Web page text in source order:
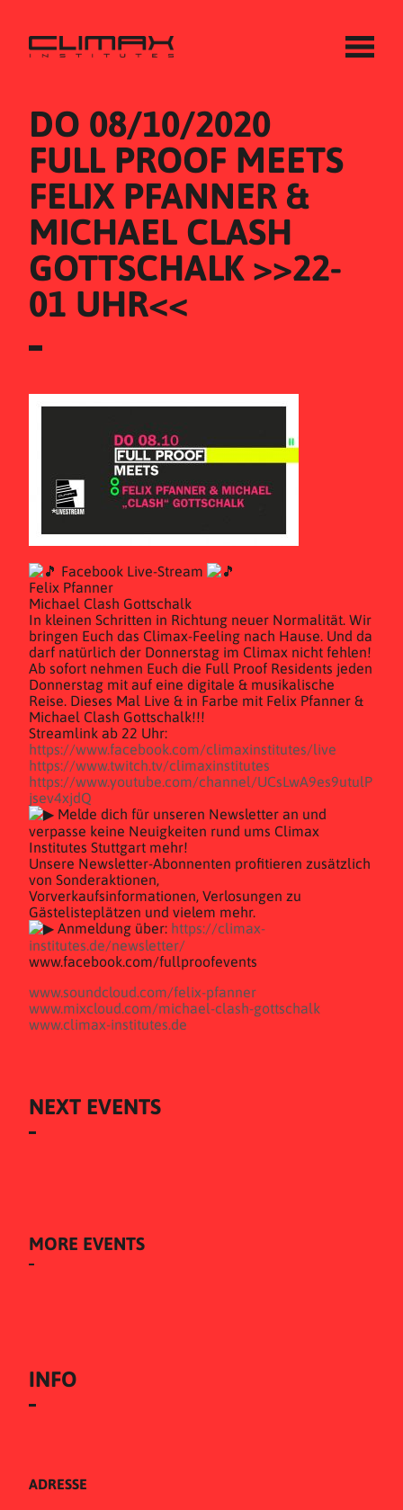
DO 08/10/2020
FULL PROOF MEETS
FELIX PFANNER &
MICHAEL CLASH
GOTTSCHALK >>22-
01 UHR<<
Facebook Live-Stream
Felix Pfanner
Michael Clash Gottschalk
In kleinen Schritten in Richtung neuer Normalität. Wir
bringen Euch das Climax-Feeling nach Hause. Und da
darf natürlich der Donnerstag im Climax nicht fehlen!
Ab sofort nehmen Euch die Full Proof Residents jeden
Donnerstag mit auf eine digitale & musikalische
Reise. Dieses Mal Live & in Farbe mit Felix Pfanner &
Michael Clash Gottschalk!!!
Streamlink ab 22 Uhr:
https://www.facebook.com/climaxinstitutes/live
https://www.twitch.tv/climaxinstitutes
https://www.youtube.com/channel/UCsLwA9es9utulP
jsev4xjdQ
Melde dich für unseren Newsletter an und
verpasse keine Neuigkeiten rund ums Climax
Institutes Stuttgart mehr!
Unsere Newsletter-Abonnenten profitieren zusätzlich
von Sonderaktionen,
Vorverkaufsinformationen, Verlosungen zu
Gästelisteplätzen und vielem mehr.
Anmeldung über: https://climax-
institutes.de/newsletter/
www.facebook.com/fullproofevents
www.soundcloud.com/felix-pfanner
www.mixcloud.com/michael-clash-gottschalk
www.climax-institutes.de
NEXT EVENTS
MORE EVENTS
INFO
ADRESSE